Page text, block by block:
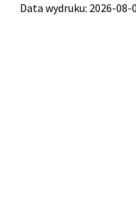
Data wydruku: 2026-08-